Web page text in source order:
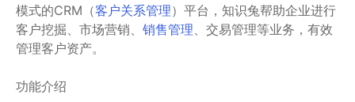
模式的CRM（客户关系管理）平台，知识兔帮助企业进行
客户挖掘、市场营销、 销售管理、交易管理等业务，有效
管理客户资产。
功能介绍